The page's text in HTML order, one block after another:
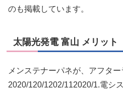
のも掲載しています。
太陽光発電 富山 メリット
メンステナーパネが、アフタ
2020/120/1202/112020/1.電シ